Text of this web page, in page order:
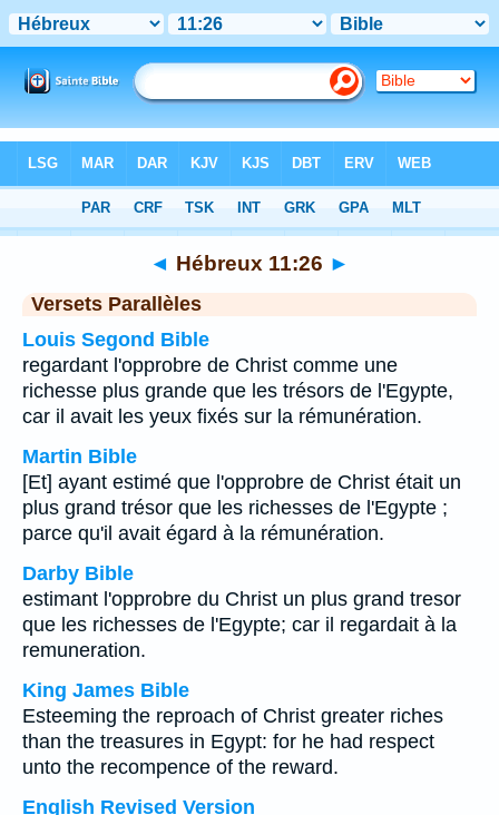
Chapitre 11> Verset 26
◄ Hébreux 11:26 ►
Versets Parallèles
Louis Segond Bible
regardant l'opprobre de Christ comme une
richesse plus grande que les trésors de l'Egypte,
car il avait les yeux fixés sur la rémunération.
Martin Bible
[Et] ayant estimé que l'opprobre de Christ était un
plus grand trésor que les richesses de l'Egypte ;
parce qu'il avait égard à la rémunération.
Darby Bible
estimant l'opprobre du Christ un plus grand tresor
que les richesses de l'Egypte; car il regardait à la
remuneration.
King James Bible
Esteeming the reproach of Christ greater riches
than the treasures in Egypt: for he had respect
unto the recompence of the reward.
English Revised Version